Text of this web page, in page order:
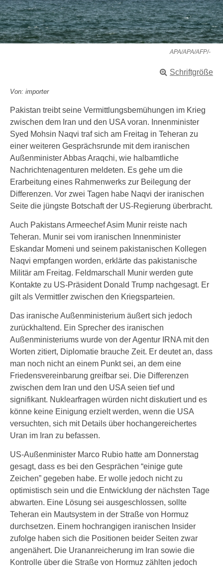
APA/APA/AFP/-
Schriftgröße
Von: importer
Pakistan treibt seine Vermittlungsbemühungen im Krieg
zwischen dem Iran und den USA voran. Innenminister
Syed Mohsin Naqvi traf sich am Freitag in Teheran zu
einer weiteren Gesprächsrunde mit dem iranischen
Außenminister Abbas Araqchi, wie halbamtliche
Nachrichtenagenturen meldeten. Es gehe um die
Erarbeitung eines Rahmenwerks zur Beilegung der
Differenzen. Vor zwei Tagen habe Naqvi der iranischen
Seite die jüngste Botschaft der US-Regierung überbracht.
Auch Pakistans Armeechef Asim Munir reiste nach
Teheran. Munir sei vom iranischen Innenminister
Eskandar Momeni und seinem pakistanischen Kollegen
Naqvi empfangen worden, erklärte das pakistanische
Militär am Freitag. Feldmarschall Munir werden gute
Kontakte zu US-Präsident Donald Trump nachgesagt. Er
gilt als Vermittler zwischen den Kriegsparteien.
Das iranische Außenministerium äußert sich jedoch
zurückhaltend. Ein Sprecher des iranischen
Außenministeriums wurde von der Agentur IRNA mit den
Worten zitiert, Diplomatie brauche Zeit. Er deutet an, dass
man noch nicht an einem Punkt sei, an dem eine
Friedensvereinbarung greifbar sei. Die Differenzen
zwischen dem Iran und den USA seien tief und
signifikant. Nuklearfragen würden nicht diskutiert und es
könne keine Einigung erzielt werden, wenn die USA
versuchten, sich mit Details über hochangereichertes
Uran im Iran zu befassen.
US-Außenminister Marco Rubio hatte am Donnerstag
gesagt, dass es bei den Gesprächen “einige gute
Zeichen” gegeben habe. Er wolle jedoch nicht zu
optimistisch sein und die Entwicklung der nächsten Tage
abwarten. Eine Lösung sei ausgeschlossen, sollte
Teheran ein Mautsystem in der Straße von Hormuz
durchsetzen. Einem hochrangigen iranischen Insider
zufolge haben sich die Positionen beider Seiten zwar
angenähert. Die Urananreicherung im Iran sowie die
Kontrolle über die Straße von Hormuz zählten jedoch